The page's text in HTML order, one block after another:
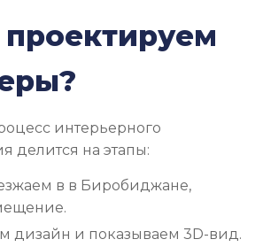
интерьерного
делится на этапы:
в в Биробиджане,
дизайн и показываем 3D-вид.